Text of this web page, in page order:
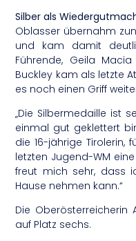
Silber als
Oblasser übernahm
und kam damit
Führende, Geila Macia
Buckley kam als letzte
es noch einen Griff
„Die Silbermedaille ist
einmal gut geklettert
die 16-jährige Tirolerin,
letzten Jugend-WM
freut mich sehr, dass
Hause nehmen kann.“
Die Oberösterreicherin
auf Platz sechs.